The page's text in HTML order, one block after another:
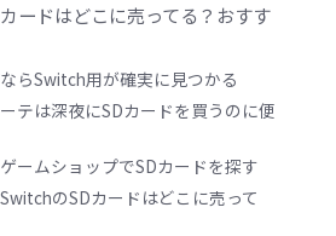
ードはどこに売ってる？おすす
らSwitch用が確実に見つかる
テは深夜にSDカードを買うのに便
ームショップでSDカードを探す
のSDカードはどこに売って